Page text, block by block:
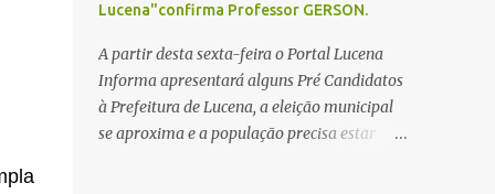
Lucena"confirma Professor GERSON.
A partir desta sexta-feira o Portal Lucena
Informa apresentará alguns Pré Candidatos
à Prefeitura de Lucena, a eleição municipal
se aproxima e a população precisa estar